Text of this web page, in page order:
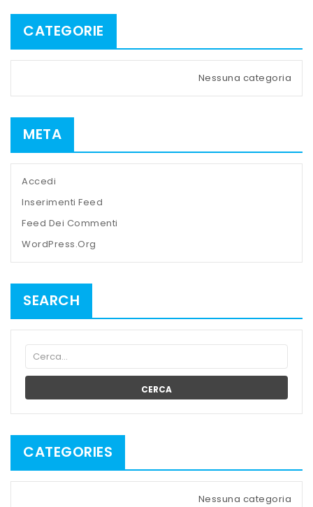
CATEGORIE
Nessuna categoria
META
Accedi
Inserimenti Feed
Feed Dei Commenti
WordPress.org
SEARCH
CERCA
CATEGORIES
Nessuna categoria